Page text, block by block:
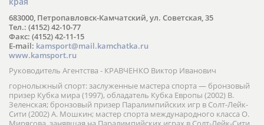
683000, Петропавловск-Камчатский, ул. Советская, 35
Тел.: (4152) 42-10-77
Факс: (4152) 42-11-15
E-mail: kamsport@mail.kamchatka.ru
www.kamsport.ru
Руководитель Агентства - КРАВЧЕНКО Виктор Иванович
горнолыжный спорт: заслуженные мастера спорта — бронзовый
призер Кубка мира (1997), обладатель Кубка Европы (2002) В.
Зеленская; бронзовый призер Паралимпийских игр в Солт-Лейк-
Сити (2002) А. Мошкин; мастер спорта международного класса О.